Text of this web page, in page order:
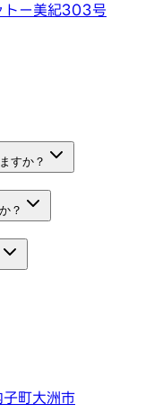
トー美紀303号
すか？
？
子町大洲市